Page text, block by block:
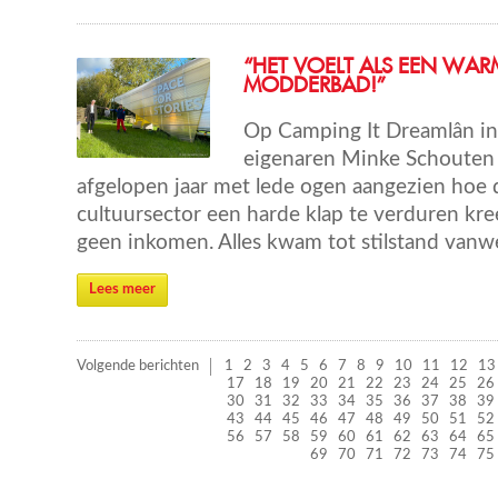
“HET VOELT ALS EEN
MODDERBAD!”
Op Camping It Dreamlân
eigenaren Minke
afgelopen jaar met lede ogen aangezien hoe
cultuursector een harde klap te verduren
geen inkomen. Alles kwam tot stilstand
Lees meer
Volgende berichten 1 2 3 4 5 6 7 8 9 10 11 12
13
17
18 19 20 21 22 23 24 25
26
30
31 32 33 34 35 36 37 38
39
43
44 45 46 47 48 49 50 51
52
56
57 58 59 60 61 62 63 64
65
69
70 71 72 73 74 75